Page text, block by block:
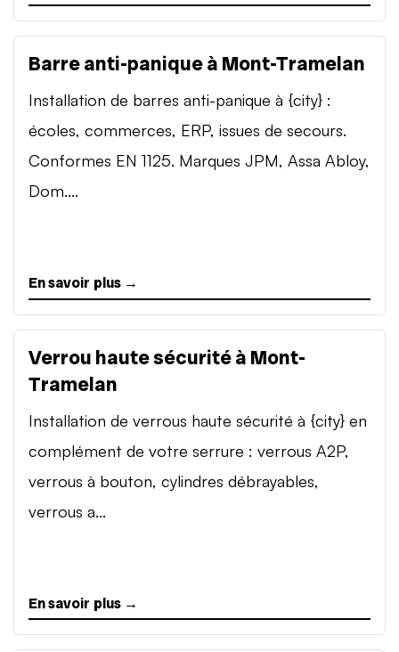
Barre anti-panique à Mont-Tramelan
Installation de barres anti-panique à {city} :
écoles, commerces, ERP, issues de secours.
Conformes EN 1125. Marques JPM, Assa Abloy,
Dom....
En savoir plus →
Verrou haute sécurité à Mont-
Tramelan
Installation de verrous haute sécurité à {city} en
complément de votre serrure : verrous A2P,
verrous à bouton, cylindres débrayables,
verrous a...
En savoir plus →